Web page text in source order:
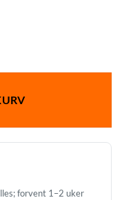
forvent 1–2 uker